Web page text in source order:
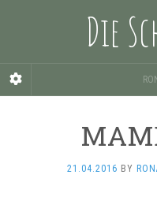
Die
21.04.2016 BY